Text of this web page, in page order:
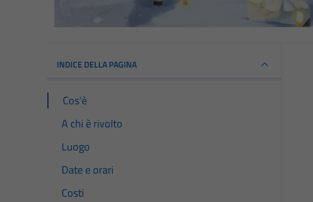
INDICE DELLA PAGINA
Cos'è
A chi è rivolto
Luogo
Date e orari
Costi